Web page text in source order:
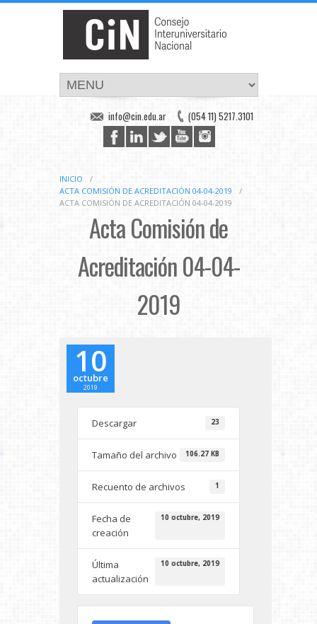
(054 11) 5217.3101
info@cin.edu.ar
INICIO
/
ACTA COMISIÓN DE ACREDITACIÓN 04-04-2019
/
ACTA COMISIÓN DE ACREDITACIÓN 04-04-2019
Acta Comisión de
Acreditación 04-04-
2019
10
octubre
2019
Descargar 23
Tamaño del archivo 106.27 KB
Recuento de archivos 1
Fecha de
creación
10 octubre, 2019
Última
actualización
10 octubre, 2019